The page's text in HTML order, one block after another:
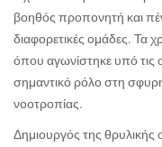
βοηθός προπονητή και
διαφορετικές ομάδες. Τα
όπου αγωνίστηκε υπό τις
σημαντικό ρόλο στη
νοοτροπίας.
Δημιουργός της θρυλικής